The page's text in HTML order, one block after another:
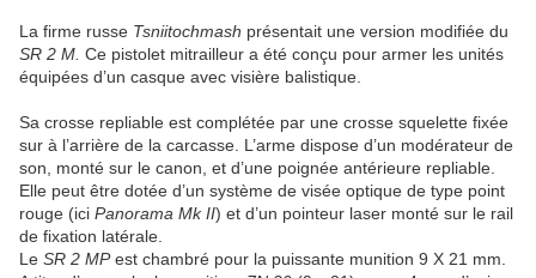
La firme russe Tsniitochmash présentait une version modifiée du
SR 2 M. Ce pistolet mitrailleur a été conçu pour armer les unités
équipées d’un casque avec visière balistique.
Sa crosse repliable est complétée par une crosse squelette fixée
sur à l’arrière de la carcasse. L’arme dispose d’un modérateur de
son, monté sur le canon, et d’une poignée antérieure repliable.
Elle peut être dotée d’un système de visée optique de type point
rouge (ici Panorama Mk II) et d’un pointeur laser monté sur le rail
de fixation latérale.
Le SR 2 MPest chambré pour la puissante munition 9 X 21 mm.